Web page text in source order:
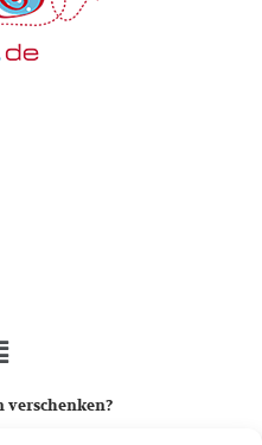
verschenken?